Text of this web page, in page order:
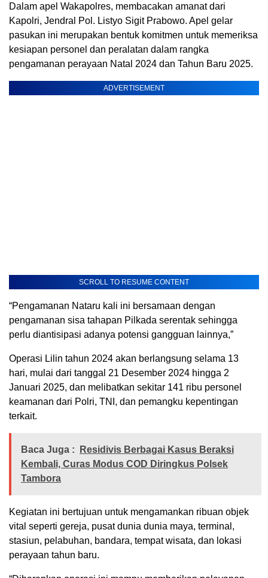
Dalam apel Wakapolres, membacakan amanat dari
Kapolri, Jendral Pol. Listyo Sigit Prabowo. Apel gelar
pasukan ini merupakan bentuk komitmen untuk memeriksa
kesiapan personel dan peralatan dalam rangka
pengamanan perayaan Natal 2024 dan Tahun Baru 2025.
ADVERTISEMENT
SCROLL TO RESUME CONTENT
“Pengamanan Nataru kali ini bersamaan dengan
pengamanan sisa tahapan Pilkada serentak sehingga
perlu diantisipasi adanya potensi gangguan lainnya,”
Operasi Lilin tahun 2024 akan berlangsung selama 13
hari, mulai dari tanggal 21 Desember 2024 hingga 2
Januari 2025, dan melibatkan sekitar 141 ribu personel
keamanan dari Polri, TNI, dan pemangku kepentingan
terkait.
Baca Juga :
Residivis Berbagai Kasus Beraksi
Kembali, Curas Modus COD Diringkus Polsek
Tambora
Kegiatan ini bertujuan untuk mengamankan ribuan objek
vital seperti gereja, pusat dunia dunia maya, terminal,
stasiun, pelabuhan, bandara, tempat wisata, dan lokasi
perayaan tahun baru.